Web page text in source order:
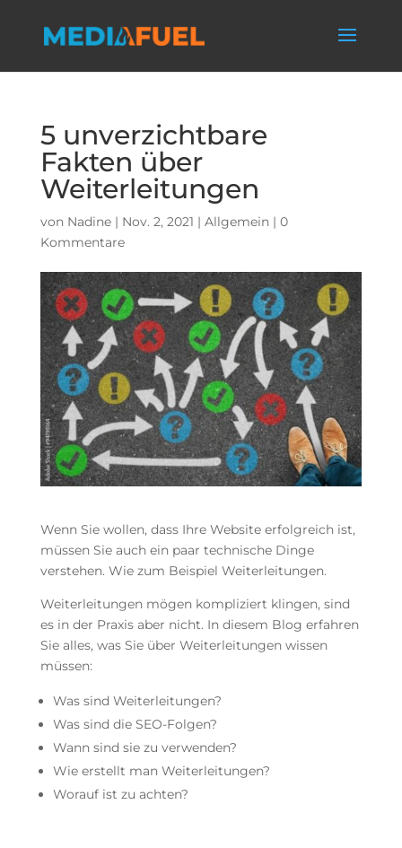
5 unverzichtbare
Fakten über
Weiterleitungen
von Nadine| Nov. 2, 2021 | Allgemein| 0
Kommentare
Wenn Sie wollen, dass Ihre Website erfolgreich ist,
müssen Sie auch ein paar technische Dinge
verstehen. Wie zum Beispiel Weiterleitungen.
Weiterleitungen mögen kompliziert klingen, sind
es in der Praxis aber nicht. In diesem Blog erfahren
Sie alles, was Sie über Weiterleitungen wissen
müssen:
Was sind Weiterleitungen?
Was sind die SEO-Folgen?
Wann sind sie zu verwenden?
Wie erstellt man Weiterleitungen?
Worauf ist zu achten?